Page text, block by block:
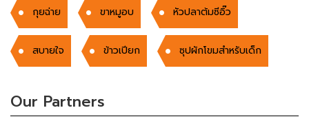
กุยฉ่าย ขาหมูอบ หัวปลาต้มซีอิ๊ว
สบายใจ ข้าวเปียก ซุปผักโขมสำหรับเด็ก
Our Partners